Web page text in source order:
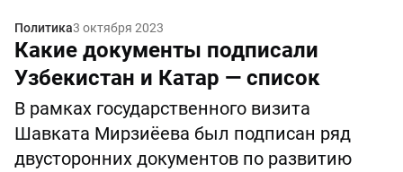
Политика3 октября 2023
Какие документы подписали
Узбекистан и Катар — список
В рамках государственного визита
Шавката Мирзиёева был подписан ряд
двусторонних документов по развитию